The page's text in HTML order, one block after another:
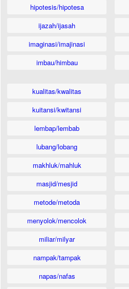
hipotesis/hipotesa
ijazah/ijasah
imaginasi/imajinasi
imbau/himbau
kualitas/kwalitas
kuitansi/kwitansi
lembap/lembab
lubang/lobang
makhluk/mahluk
masjid/mesjid
metode/metoda
menyolok/mencolok
miliar/milyar
nampak/tampak
napas/nafas